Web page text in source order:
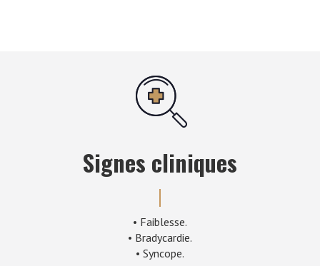
Signes cliniques
• Faiblesse.
• Bradycardie.
• Syncope.